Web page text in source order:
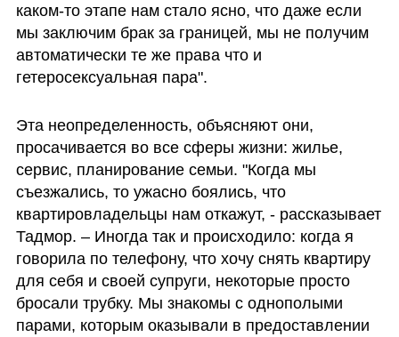
каком-то этапе нам стало ясно, что даже если
мы заключим брак за границей, мы не получим
автоматически те же права что и
гетеросексуальная пара".
Эта неопределенность, объясняют они,
просачивается во все сферы жизни: жилье,
сервис, планирование семьи. "Когда мы
съезжались, то ужасно боялись, что
квартировладельцы нам откажут, - рассказывает
Тадмор. – Иногда так и происходило: когда я
говорила по телефону, что хочу снять квартиру
для себя и своей супруги, некоторые просто
бросали трубку. Мы знакомы с однополыми
парами, которым оказывали в предоставлении